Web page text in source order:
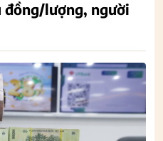
đồng/lượng, người